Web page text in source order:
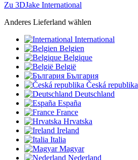
Zu 3DJake International
Anderes Lieferland wählen
International
Belgien
Belgique
België
България
Česká republika
Deutschland
España
France
Hrvatska
Ireland
Italia
Magyar
Nederland